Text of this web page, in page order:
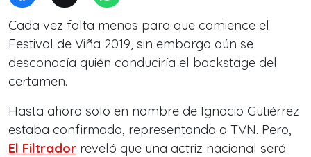
Cada vez falta menos para que comience el
Festival de Viña 2019, sin embargo aún se
desconocía quién conduciría el backstage del
certamen.
Hasta ahora solo en nombre de Ignacio Gutiérrez
estaba confirmado, representando a TVN. Pero,
El Filtrador reveló que una actriz nacional será